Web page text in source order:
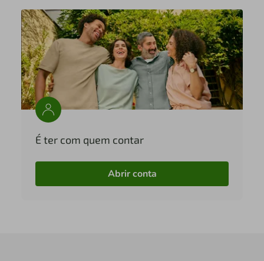
É ter com quem contar
Abrir conta